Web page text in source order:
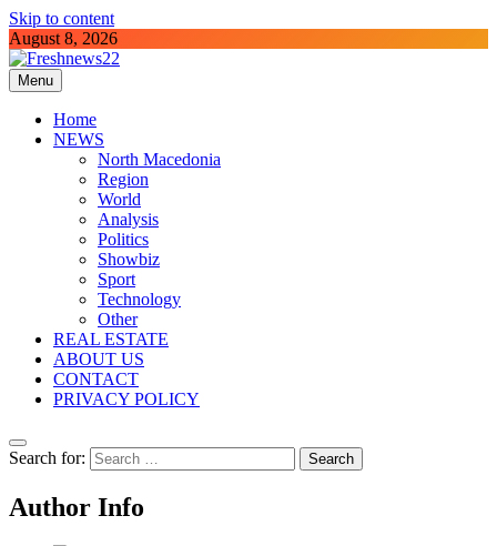
Skip to content
August 8, 2026
Freshnews22
Best News Website in North Macedonia
Menu
Home
NEWS
North Macedonia
Region
World
Analysis
Politics
Showbiz
Sport
Technology
Other
REAL ESTATE
ABOUT US
CONTACT
PRIVACY POLICY
Search for:
Author Info